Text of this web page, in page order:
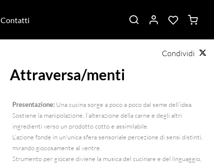
Contatti
Condividi
Attraversa/menti
Presentazione: Una cucina sorge a poco a poco dal seme dell’idea.
Sostiene la manipolazione, l’alterazione della carne e degli altri
ingredienti verso un prodotto cotto e assimilabile.
L’azione fonde in un'unica sfera sensoriale percezione di sensi distinti,
mirando giocosamente al ventre.
Strumento per giocare diviene la musica del cucinare e del linguaggio,